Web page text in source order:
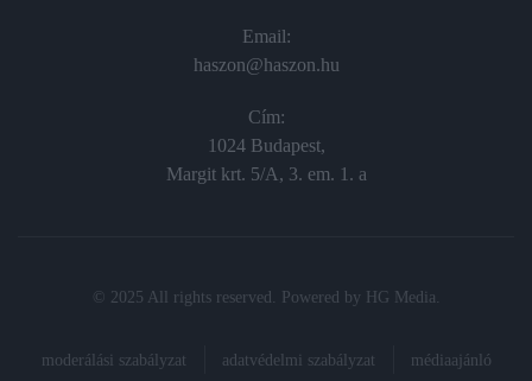
Email:
haszon@haszon.hu
Cím:
1024 Budapest,
Margit krt. 5/A, 3. em. 1. a
© 2025 All rights reserved. Powered by HG Media
moderálási szabályzat adatvédelmi szabályzat médiaajánló